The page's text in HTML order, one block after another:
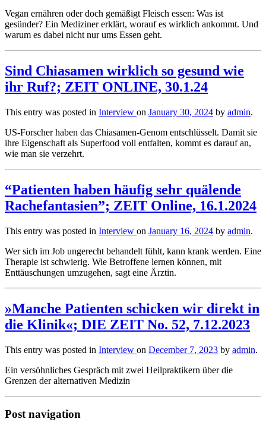
Vegan ernähren oder doch gemäßigt Fleisch essen: Was ist
gesünder? Ein Mediziner erklärt, worauf es wirklich ankommt. Und
warum es dabei nicht nur ums Essen geht.
Sind Chiasamen wirklich so gesund wie
ihr Ruf?; ZEIT ONLINE, 30.1.24
This entry was posted in Interview on January 30, 2024 by admin.
US-Forscher haben das Chiasamen-Genom entschlüsselt. Damit sie
ihre Eigenschaft als Superfood voll entfalten, kommt es darauf an,
wie man sie verzehrt.
“Patienten haben häufig sehr quälende
Rachefantasien”; ZEIT Online, 16.1.2024
This entry was posted in Interview on January 16, 2024 by admin.
Wer sich im Job ungerecht behandelt fühlt, kann krank werden. Eine
Therapie ist schwierig. Wie Betroffene lernen können, mit
Enttäuschungen umzugehen, sagt eine Ärztin.
»Manche Patienten schicken wir direkt in
die Klinik«; DIE ZEIT No. 52, 7.12.2023
This entry was posted in Interview on December 7, 2023 by admin.
Ein versöhnliches Gespräch mit zwei Heilpraktikern über die
Grenzen der alternativen Medizin
Post navigation